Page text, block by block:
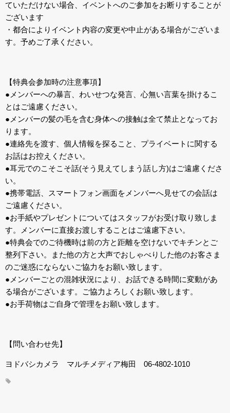
ていただけない場合、イベントへのご参加をお断りすることが
ございます
・都合によりイベント内容の変更や中止がある場合がございま
す。予めご了承ください。
【特典会参加時の注意事項】
●メンバーへの暴言、わいせつな発言、心無い言葉を掛けるこ
とはご遠慮ください。
●メンバーの髪の毛を含む身体への接触は全て禁止となってお
ります。
●連絡先を渡す、個人情報を探ること、プライベートに関する
お話はお控えください。
●耳元でのこそこそ話(そう見えてしまう話し方)はご遠慮くださ
い。
●携帯電話、スマートフォン画面をメンバーへ見せての会話は
ご遠慮ください。
●お手紙やプレゼントについてはスタッフがお受け取り致しま
す。メンバーに直接お渡しすることはご遠慮下さい。
●特典会でのご待機時は前の方と距離を空けないでキチンとご
整列下さい。また他の方と大声でおしゃべりした他のお客さま
のご迷惑にならないご協力をお願い致します。
●メンバーごとの混雑状況により、お話できる時間に変動があ
る場合がございます。ご協力よろしくお願い致します。
●お手荷物はご自身で管理をお願い致します。
【問い合わせ先】
ヨドバシカメラ マルチメディア梅田 06-4802-1010